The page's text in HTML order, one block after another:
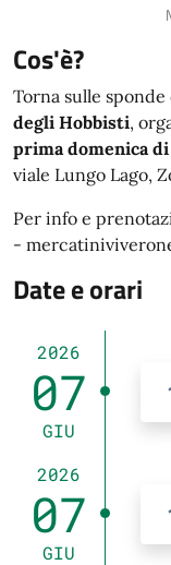
Cos'è?
Torna sulle
degli Hobbisti,
prima domenica
viale Lungo Lago,
Per info e
-
Date e orari
2026
07
GIU
2026
07
GIU